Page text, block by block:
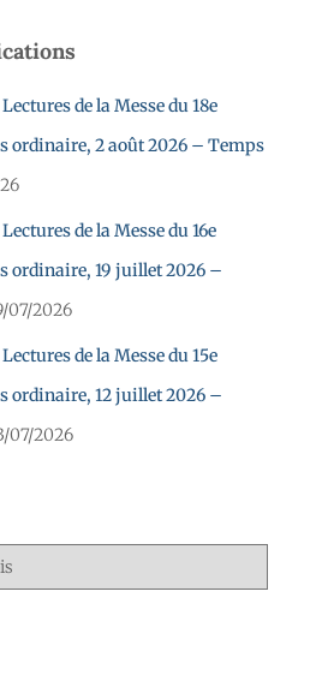
de la Messe du 18e
ordinaire, 2 août 2026 – Temps
de la Messe du 16e
ordinaire, 19 juillet 2026 –
07/2026
de la Messe du 15e
ordinaire, 12 juillet 2026 –
07/2026